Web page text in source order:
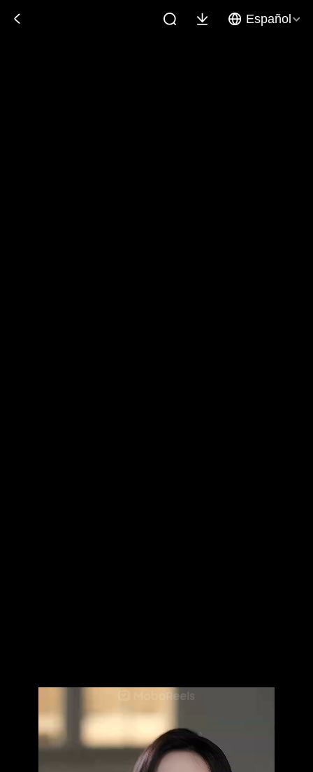
Español